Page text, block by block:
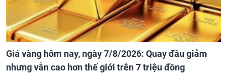
Giá vàng hôm nay, ngày 7/8/2026: Quay đầu giảm
nhưng vẫn cao hơn thế giới trên 7 triệu đồng